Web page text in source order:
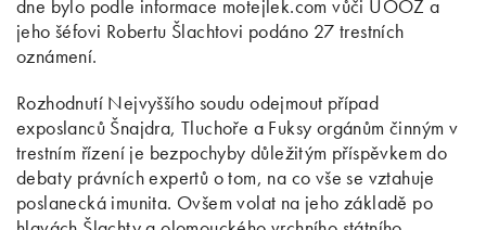
dne bylo podle informace motejlek.com vůči ÚOOZ a
jeho šéfovi Robertu Šlachtovi podáno 27 trestních
oznámení.
Rozhodnutí Nejvyššího soudu odejmout případ
exposlanců Šnajdra, Tluchoře a Fuksy orgánům činným v
trestním řízení je bezpochyby důležitým příspěvkem do
debaty právních expertů o tom, na co vše se vztahuje
poslanecká imunita. Ovšem volat na jeho základě po